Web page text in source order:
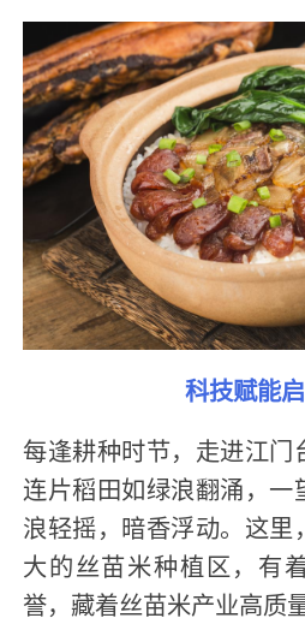
科技赋能
每逢耕种时节，走进江门
连片稻田如绿浪翻涌，一
浪轻摇，暗香浮动。这
大的丝苗米种植区，有
誉，藏着丝苗米产业高质